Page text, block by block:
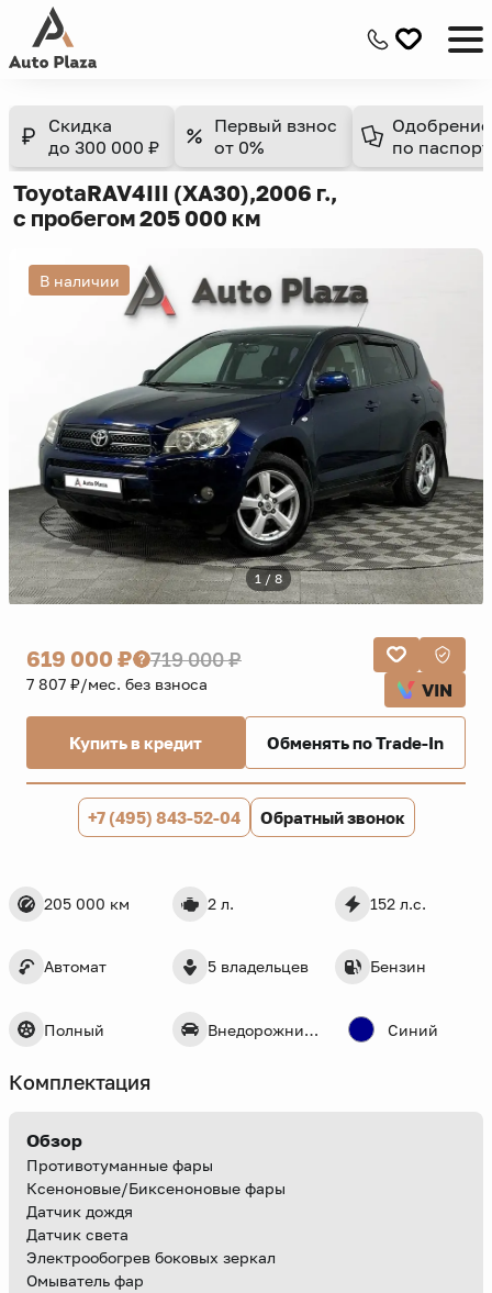
Скидка
до 300 000 ₽
Первый взнос
от 0%
Одобрение
по
ToyotaRAV4III (XA30),2006 г.,
с пробегом 205 000 км
В наличии
1 / 8
205 000 км 2 л. 152 л.с.
Автомат 5 владельцев Бензин
Полный Внедорожник 5 дв. Синий
619 000 ₽ 719 000 ₽
7 807 ₽/мес. без взноса VIN
Купить в кредит Обменять по Trade-In
+7 (495) 843-52-04 Обратный звонок
Комплектация
Обзор
Противотуманные фары
Ксеноновые/Биксеноновые фары
Датчик дождя
Датчик света
Электрообогрев боковых зеркал
Омыватель фар